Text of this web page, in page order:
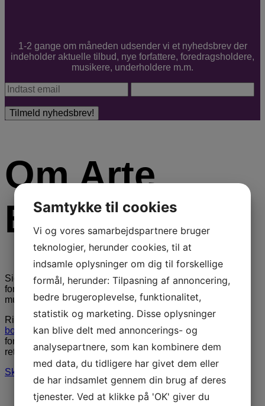
1-2 gange om måneden udsender vi et nyhedsbrev der
indeholder aktuelle tilbud, nye forfattere, foredragsholdere,
musikere, underholdere m.m.
Om Arte
Booking
Siden 1946 har ARTE Booking formidlet foredrag,
foredragsholdere, underholdning, stand-up komikere og
musik.
Ring til os på3848 1400eller send en mail til
booking@artebooking.dk. Vi tilbyder hurtig og professionel
formidling. Vi glæder os til at hjælpe dig med at finde den
rette person til jeres næste arrangement.
Skriv til os via formular
Samtykke til cookies
Vi og vores samarbejdspartnere bruger
teknologier, herunder cookies, til at
indsamle oplysninger om dig til forskellige
formål, herunder: Tilpasning af annoncering,
bedre brugeroplevelse, funktionalitet,
statistik og marketing. Disse oplysninger
kan blive delt med annoncerings- og
analysepartnere, som kan kombinere dem
med data, du tidligere har givet dem eller
de har indsamlet gennem din brug af deres
tjenester. Ved at klikke på 'OK' giver du